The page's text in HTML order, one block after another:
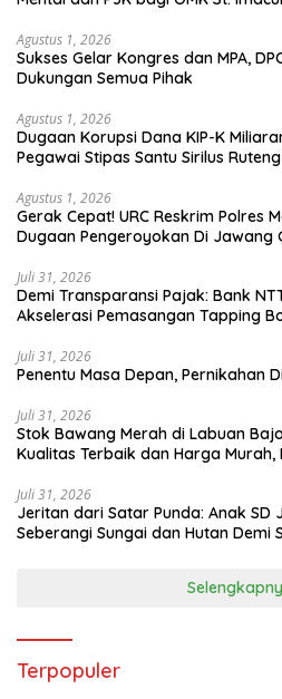
Agustus 1, 2026
Sukses Gelar Kongres dan MPA,
Dukungan Semua Pihak
Agustus 1, 2026
Dugaan Korupsi Dana KIP-K
Pegawai Stipas Santu Sirilus Ruteng
Agustus 1, 2026
Gerak Cepat! URC Reskrim Polres
Dugaan Pengeroyokan Di Jawang
Juli 31, 2026
​Demi Transparansi Pajak: Bank
Akselerasi Pemasangan Tapping
Juli 31, 2026
Penentu Masa Depan, Pernikahan
Juli 31, 2026
Stok Bawang Merah di Labuan
Kualitas Terbaik dan Harga
Juli 31, 2026
Jeritan dari Satar Punda: Anak SD
Seberangi Sungai dan Hutan Demi
Terpopuler